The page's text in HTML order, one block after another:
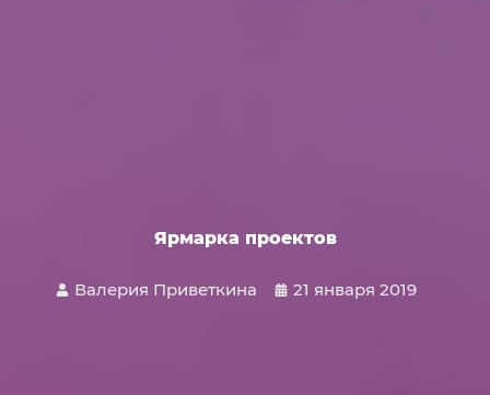
Ярмарка проектов
Валерия Приветкина 21 января 2019